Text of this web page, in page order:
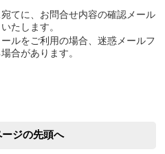
てに、お問合せ内容の確認メール
たします。
ルをご利用の場合、迷惑メールフ
合があります。
ージの先頭へ